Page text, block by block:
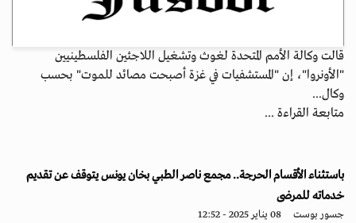
قالت وكالة الأمم المتحدة لغوث وتشغيل اللاجئين الفلسطينيين
"الأونروا"، إن "المستشفيات في غزة أصبحت مصائد للموت" بحسب
وكال...
متابعة القراءة ...
باستثناء الأقسام الحرجة.. مجمع ناصر الطبي بخان يونس يتوقف عن تقديم
خدماته للمرضى
جسور بوست 08 يناير 2025 - 12:52